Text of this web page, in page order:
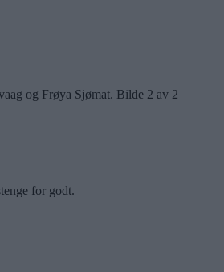
og Frøya Sjømat. Bilde 2 av 2
for godt.